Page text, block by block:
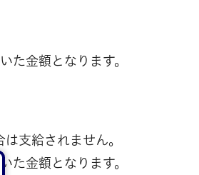
た金額となります。
支給されません。
た金額となります。